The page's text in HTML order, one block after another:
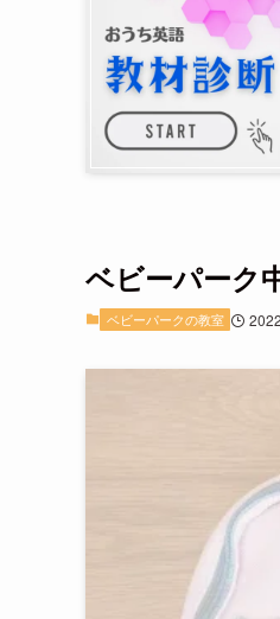
ベビーパーク
ベビーパークの教室